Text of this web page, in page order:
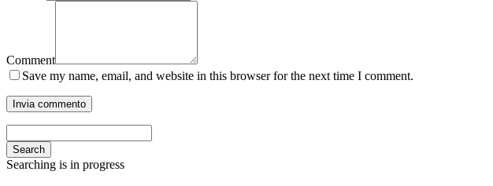
Comment
Save my name, email, and website in this browser for the next time I comment.
Search
Searching is in progress